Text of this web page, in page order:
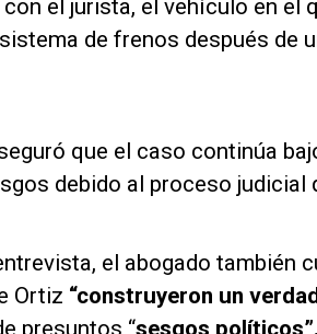
con el jurista, el vehículo en
de frenos después de
que el caso continúa
debido al proceso judicial
el abogado también
Ortiz “construyeron un
presuntos “sesgos políticos”.